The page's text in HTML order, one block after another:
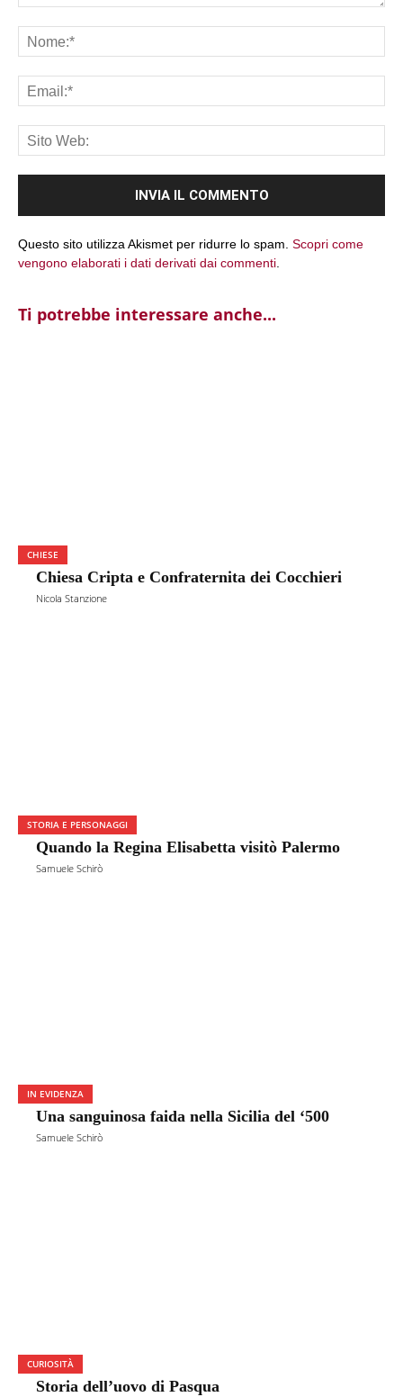
Questo sito utilizza Akismet per ridurre lo spam. Scopri come
vengono elaborati i dati derivati dai commenti
Ti potrebbe interessare anche...
CHIESE
Chiesa Cripta e Confraternita dei Cocchieri
Nicola Stanzione
STORIA E PERSONAGGI
Quando la Regina Elisabetta visitò Palermo
Samuele Schirò
IN EVIDENZA
Una sanguinosa faida nella Sicilia del ‘500
Samuele Schirò
CURIOSITÀ
Storia dell’uovo di Pasqua